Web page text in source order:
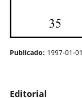
Publicado: 1997-01-01
Editorial